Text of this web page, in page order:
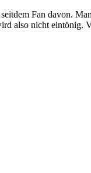
Fan davon.
also nicht eintönig.